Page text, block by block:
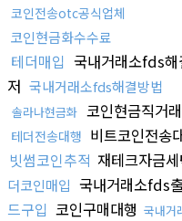
코인전송otc공식업체
코인현금화수수료
테더매입 국내거래소fds해
저 국내거래소fds해결방법
솔라나현금화 코인현금직거래
테더전송대행 비트코인전송
빗썸코인추적 재테크자금
더코인매입 국내거래소fds
드구입 코인구매대행 국내거